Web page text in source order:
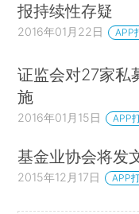
报持续性存疑
2016年01月22日 APP
证监会对27家私
施
2016年01月15日 APP
基金业协会将发
2015年12月17日 APP